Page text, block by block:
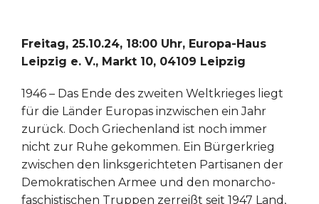
Freitag, 25.10.24, 18:00 Uhr, Europa-Haus
Leipzig e. V., Markt 10, 04109 Leipzig
1946 – Das Ende des zweiten Weltkrieges liegt
für die Länder Europas inzwischen ein Jahr
zurück. Doch Griechenland ist noch immer
nicht zur Ruhe gekommen. Ein Bürgerkrieg
zwischen den linksgerichteten Partisanen der
Demokratischen Armee und den monarcho-
faschistischen Truppen zerreißt seit 1947 Land,